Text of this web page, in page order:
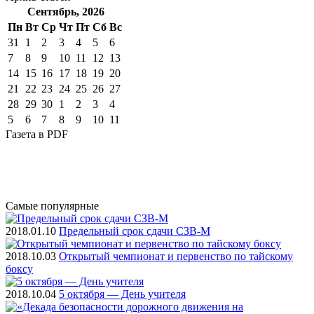
Сентябрь, 2026
Пн Вт Ср Чт Пт Cб Вс
31
1 2 3 4 5
6
7
8 9 10 11 12 13
14 15 16 17 18 19 20
21
22 23 24 25 26 27
28 29 30 1 2 3
4
5
6 7 8 9 10 11
Газета в PDF
Самые популярные
2018.01.10 Предельный срок сдачи СЗВ-М
2018.10.03 Открытый чемпионат и первенство по тайскому
боксу
2018.10.04 5 октября — День учителя